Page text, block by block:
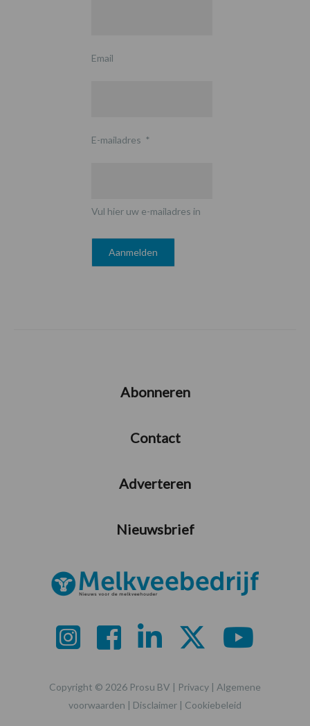
Email
E-mailadres *
Vul hier uw e-mailadres in
Abonneren
Contact
Adverteren
Nieuwsbrief
Copyright © 2026 Prosu BV | Privacy | Algemene
voorwaarden | Disclaimer | Cookiebeleid